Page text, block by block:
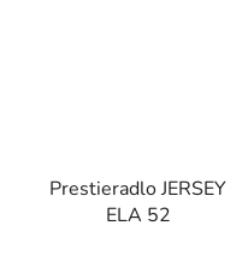
Prestieradlo JERSEY
ELA 52